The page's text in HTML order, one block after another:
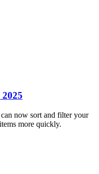
2025
now sort and filter your
more quickly.